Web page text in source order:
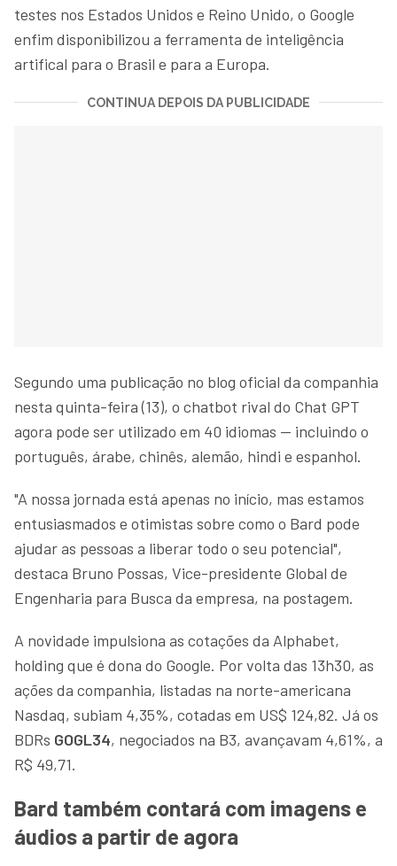
testes nos Estados Unidos e Reino Unido, o Google
enfim disponibilizou a ferramenta de inteligência
artifical para o Brasil e para a Europa.
CONTINUA DEPOIS DA PUBLICIDADE
Segundo uma publicação no blog oficial da companhia
nesta quinta-feira (13), o chatbot rival do Chat GPT
agora pode ser utilizado em 40 idiomas — incluindo o
português, árabe, chinês, alemão, hindi e espanhol.
"A nossa jornada está apenas no início, mas estamos
entusiasmados e otimistas sobre como o Bard pode
ajudar as pessoas a liberar todo o seu potencial",
destaca Bruno Possas, Vice-presidente Global de
Engenharia para Busca da empresa, na postagem.
A novidade impulsiona as cotações da Alphabet,
holding que é dona do Google. Por volta das 13h30, as
ações da companhia, listadas na norte-americana
Nasdaq, subiam 4,35%, cotadas em US$ 124,82. Já os
BDRs GOGL34, negociados na B3, avançavam 4,61%, a
R$ 49,71.
Bard também contará com imagens e
áudios a partir de agora